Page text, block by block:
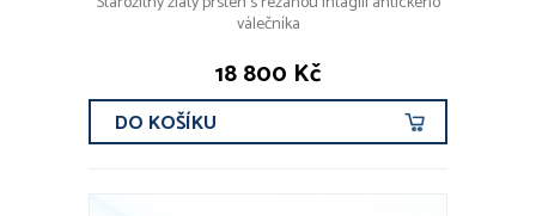
válečníka
18 800 Kč
DO KOŠÍKU